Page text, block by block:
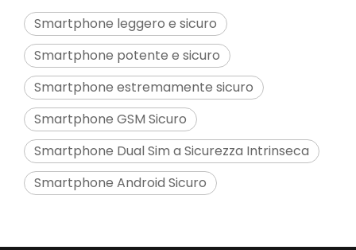
Smartphone leggero e sicuro
Smartphone potente e sicuro
Smartphone estremamente sicuro
Smartphone GSM Sicuro
Smartphone Dual Sim a Sicurezza Intrinseca
Smartphone Android Sicuro